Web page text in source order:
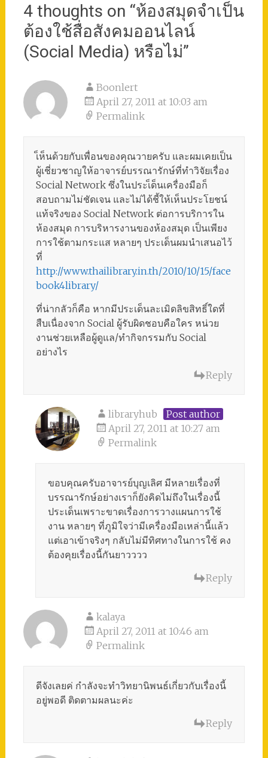
4 thoughts on “ห้องสมุดจำเป็น
ต้องใช้สื่อสังคมออนไลน์
(Social Media) หรือไม่”
Boonlert
April 27, 2011 at 10:03 am
Permalink
เ็ห็นด้วยกับเพื่อนของคุณวายครับ และผมเคยเป็น
ผู้เชี่ยวชาญให้อาจารย์บรรณารักษ์ที่ทำวิจัยเรื่อง
Social Network ซึ่งในประเ็ด็นเครื่องมือก็
สอบถามไม่ชัดเจน และไม่ได้ชี้ให้เห็นประโยชน์
แท้จริงของ Social Network ต่อการบริการใน
ห้องสมุด การบริหารงานของห้องสมุด เป็นเพียง
การใช้ตามกระแส หลายๆ ประเด็นผมนำเสนอไว้
ที่
http://www.thailibrary.in.th/2010/10/15/face
book4library/
ที่น่ากลัวก็คือ หากมีประเด็นละเมิดลิขสิทธิ์ใดที่
สืบเนื่องจาก Social ผู้รับผิดชอบคือใคร หน่วย
งานช่วยเหลือผู้ดูแล/ทำกิจกรรมกับ Social
อย่างไร
Reply
libraryhub
Post author
April 27, 2011 at 10:27 am
Permalink
ขอบคุณครับอาจารย์บุญเลิศ มีหลายเรื่องที่
บรรณารักษ์อย่างเราก็ยังคิดไม่ถึงในเรื่องนี้
ประเด็นเพราะขาดเรื่องการวางแผนการใช้
งาน หลายๆ ที่ภูมิใจว่ามีเครื่องมือเหล่านี้แล้ว
แต่เอาเข้าจริงๆ กลับไม่มีทิศทางในการใช้ คง
ต้องคุยเรื่องนี้กันยาวววว
Reply
kalaya
April 27, 2011 at 10:46 am
Permalink
ดีจังเลยค่ กำลังจะทำวิทยานิพนธ์เกี่ยวกับเรื่องนี้
อยู่พอดี ติดตามผลนะค่ะ
Reply